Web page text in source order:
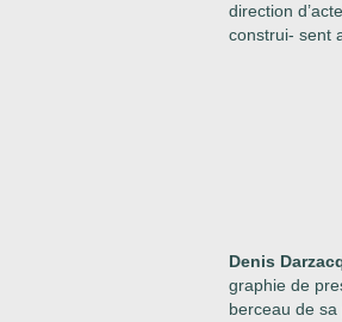
direction
construi- sent
Denis
graphie de
berceau de